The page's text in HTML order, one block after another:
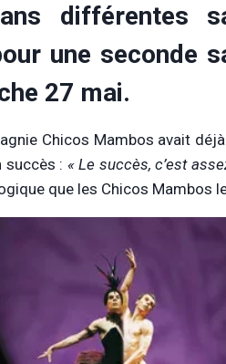
différentes
une seconde
27 mai.
Chicos Mambos avait
succès : « Le succès, c’est
que les Chicos Mambos